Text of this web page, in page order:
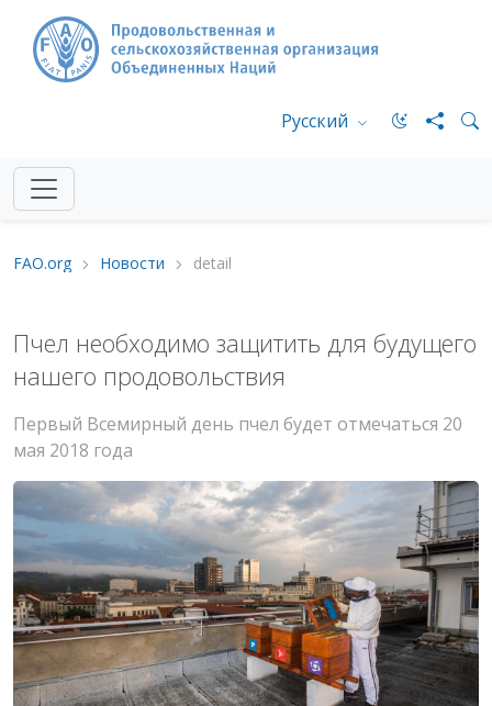
Русский
FAO.org Новости detail
Пчел необходимо защитить для будущего
нашего продовольствия
Первый Всемирный день пчел будет отмечаться 20
мая 2018 года